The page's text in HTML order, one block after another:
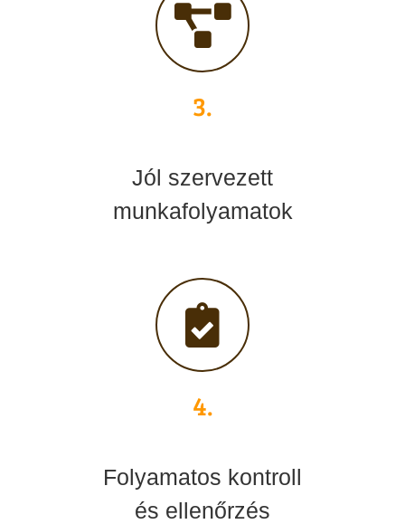
3.
Jól szervezett
munkafolyamatok
4.
Folyamatos kontroll
és ellenőrzés